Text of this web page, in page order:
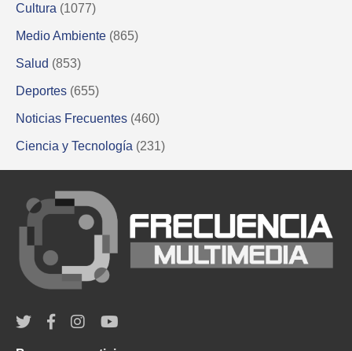
Cultura (1077)
Medio Ambiente (865)
Salud (853)
Deportes (655)
Noticias Frecuentes (460)
Ciencia y Tecnología (231)